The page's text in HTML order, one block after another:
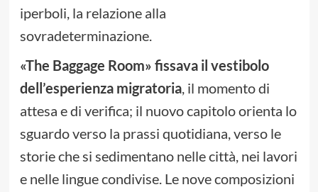
iperboli, la relazione alla
sovradeterminazione.
«The Baggage Room» fissava il vestibolo
dell’esperienza migratoria, il momento di
attesa e di verifica; il nuovo capitolo orienta lo
sguardo verso la prassi quotidiana, verso le
storie che si sedimentano nelle città, nei lavori
e nelle lingue condivise. Le nove composizioni